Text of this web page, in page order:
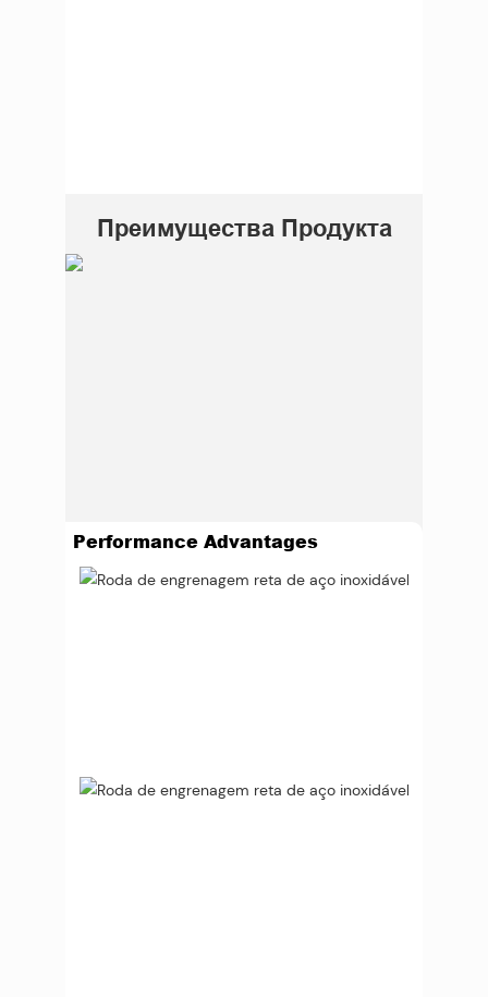
Преимущества Продукта
Performance Advantages